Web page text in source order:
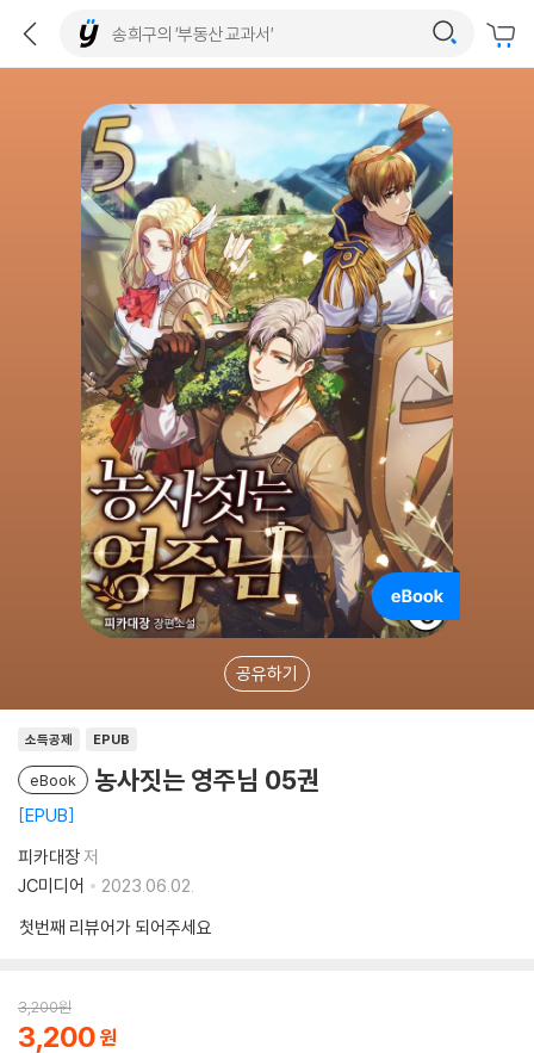
공유하기
소득공제 EPUB
eBook 농사짓는 영주님 05권
EPUB
피카대장저
JC미디어
2023.06.02.
첫번째 리뷰어가 되어주세요
3,200원
3,200